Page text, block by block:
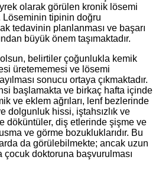
olarak görülen kronik lösemi
Löseminin tipinin doğru
tedavinin planlanması ve başarı
büyük önem taşımaktadır.
belirtiler çoğunlukla kemik
üretememesi ve lösemi
sonucu ortaya çıkmaktadır.
başlamakta ve birkaç hafta içinde
ve eklem ağrıları, lenf bezlerinde
dolgunluk hissi, iştahsızlık ve
döküntüler, diş etlerinde şişme ve
ve görme bozukluklarıdır. Bu
da görülebilmekte; ancak uzun
doktoruna başvurulması